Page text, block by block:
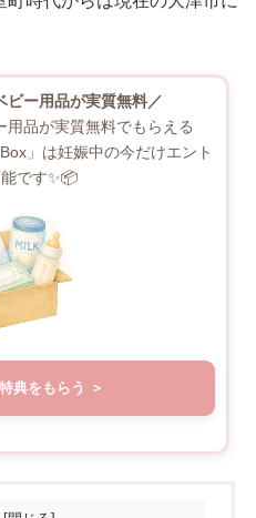
ビー用品が実質無料／
用品が実質無料でもらえる
」は妊娠中の今だけエント
です✨📦
典をもらう